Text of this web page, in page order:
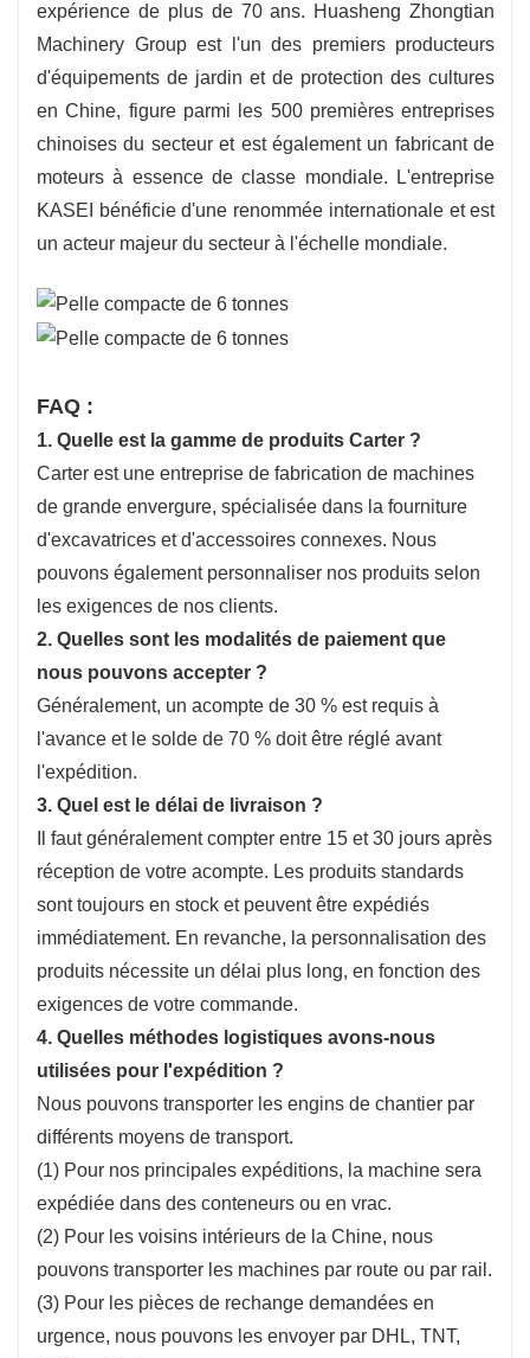
expérience de plus de 70 ans. Huasheng Zhongtian
Machinery Group est l'un des premiers producteurs
d'équipements de jardin et de protection des cultures
en Chine, figure parmi les 500 premières entreprises
chinoises du secteur et est également un fabricant de
moteurs à essence de classe mondiale. L'entreprise
KASEI bénéficie d'une renommée internationale et est
un acteur majeur du secteur à l'échelle mondiale.
FAQ :
1. Quelle est la gamme de produits Carter ?
Carter est une entreprise de fabrication de machines
de grande envergure, spécialisée dans la fourniture
d'excavatrices et d'accessoires connexes. Nous
pouvons également personnaliser nos produits selon
les exigences de nos clients.
2. Quelles sont les modalités de paiement que
nous pouvons accepter ?
Généralement, un acompte de 30 % est requis à
l'avance et le solde de 70 % doit être réglé avant
l'expédition.
3. Quel est le délai de livraison ?
Il faut généralement compter entre 15 et 30 jours après
réception de votre acompte. Les produits standards
sont toujours en stock et peuvent être expédiés
immédiatement. En revanche, la personnalisation des
produits nécessite un délai plus long, en fonction des
exigences de votre commande.
4. Quelles méthodes logistiques avons-nous
utilisées pour l'expédition ?
Nous pouvons transporter les engins de chantier par
différents moyens de transport.
(1) Pour nos principales expéditions, la machine sera
expédiée dans des conteneurs ou en vrac.
(2) Pour les voisins intérieurs de la Chine, nous
pouvons transporter les machines par route ou par rail.
(3) Pour les pièces de rechange demandées en
urgence, nous pouvons les envoyer par DHL, TNT,